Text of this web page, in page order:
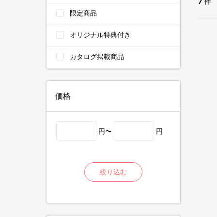
限定商品
オリジナル特典付き
カタログ掲載商品
価格
円〜 円
絞り込む